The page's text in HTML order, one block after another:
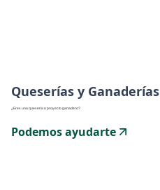
Queserías y Ganaderías
¿Eres una quesería o proyecto ganadero?
Podemos ayudarte